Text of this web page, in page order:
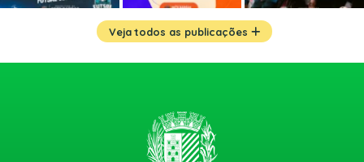
Veja todos as publicações